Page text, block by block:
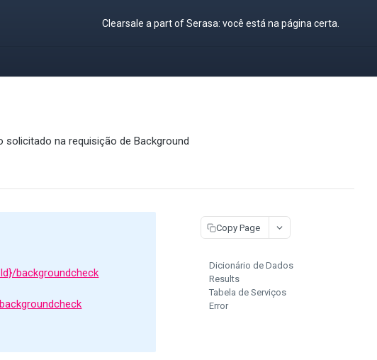
Clearsale a part of Serasa: você está na página certa.
na requisição de Background
backgroundcheck
Copy Page
Dicionário de Dados
Results
Tabela de Serviços
Error